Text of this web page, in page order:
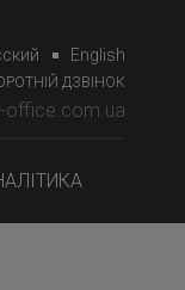
English
ДЗВІНОК
office.com.ua